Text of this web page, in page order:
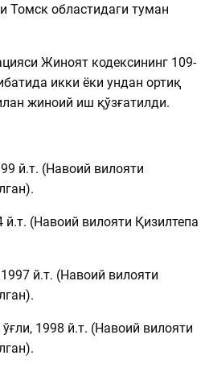
Томск областидаги туман
Жиноят кодексининг 109-
икки ёки ундан ортиқ
жиноий иш қўзғатилди.
й.т. (Навоий вилояти
(Навоий вилояти Қизилтепа
й.т. (Навоий вилояти
1998 й.т. (Навоий вилояти